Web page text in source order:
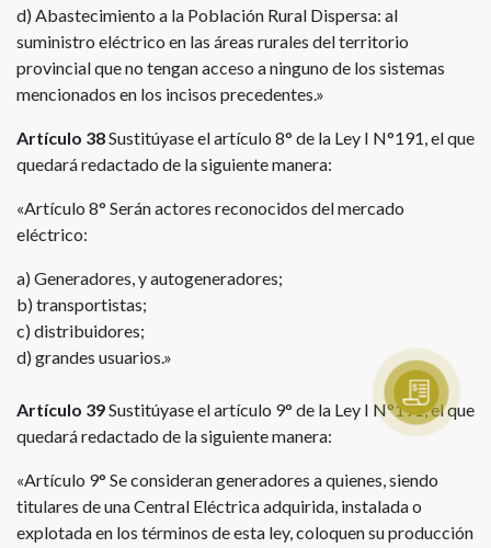
d) Abastecimiento a la Población Rural Dispersa: al
suministro eléctrico en las áreas rurales del territorio
provincial que no tengan acceso a ninguno de los sistemas
mencionados en los incisos precedentes.»
Artículo 38Sustitúyase el artículo 8° de la Ley I N°191, el que
quedará redactado de la siguiente manera:
«Artículo 8° Serán actores reconocidos del mercado
eléctrico:
a) Generadores, y autogeneradores;
b) transportistas;
c) distribuidores;
d) grandes usuarios.»
Artículo 39Sustitúyase el artículo 9° de la Ley I N°191, el que
quedará redactado de la siguiente manera:
«Artículo 9° Se consideran generadores a quienes, siendo
titulares de una Central Eléctrica adquirida, instalada o
explotada en los términos de esta ley, coloquen su producción